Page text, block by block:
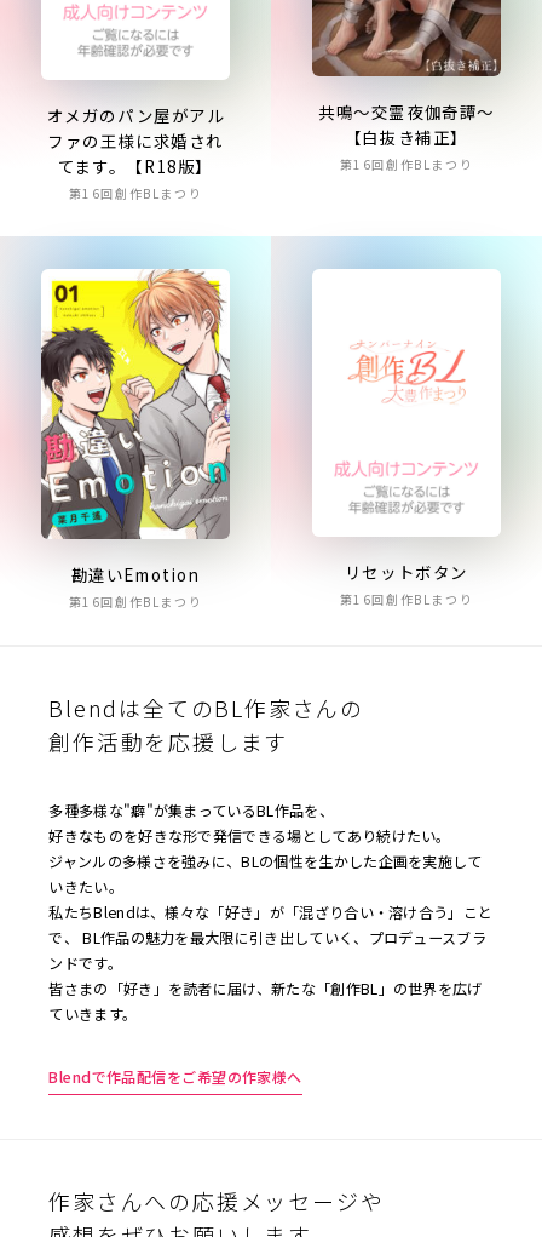
オメガのパン屋がアル
ファの王様に求婚され
てます。【R18版】
第16回創作BLまつり
共鳴～交霊夜伽奇譚～
【白抜き補正】
第16回創作BLまつり
勘違いEmotion
第16回創作BLまつり
リセットボタン
第16回創作BLまつり
Blendは全てのBL作家さんの
創作活動を応援します
多種多様な"癖"が集まっているBL作品を、
好きなものを好きな形で発信できる場としてあり続けたい。
ジャンルの多様さを強みに、BLの個性を生かした企画を実施して
いきたい。
私たちBlendは、様々な「好き」が「混ざり合い・溶け合う」こと
で、 BL作品の魅力を最大限に引き出していく、プロデュースブラ
ンドです。
皆さまの「好き」を読者に届け、新たな「創作BL」の世界を広げ
ていきます。
Blendで作品配信をご希望の作家様へ
作家さんへの応援メッセージや